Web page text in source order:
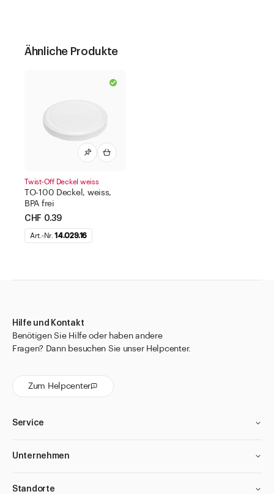
Ähnliche Produkte
Twist-Off Deckel weiss
TO-100 Deckel, weiss,
BPA frei
CHF 0.39
Art.-Nr.14.029.16
Hilfe und Kontakt
Benötigen Sie Hilfe oder haben andere
Fragen? Dann besuchen Sie unser Helpcenter.
Zum Helpcenter
Service
Unternehmen
Standorte